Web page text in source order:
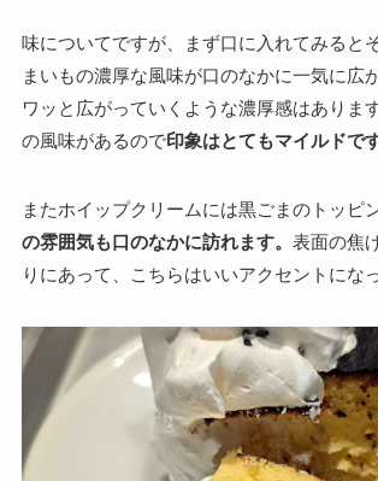
味についてですが、まず口に入れてみると
まいもの濃厚な風味が口のなかに一気に広
ワッと広がっていくような濃厚感はありま
の風味があるので印象はとてもマイルドです
またホイップクリームには黒ごまのトッピ
の雰囲気も口のなかに訪れます。 表面の焦
りにあって、こちらはいいアクセントにな